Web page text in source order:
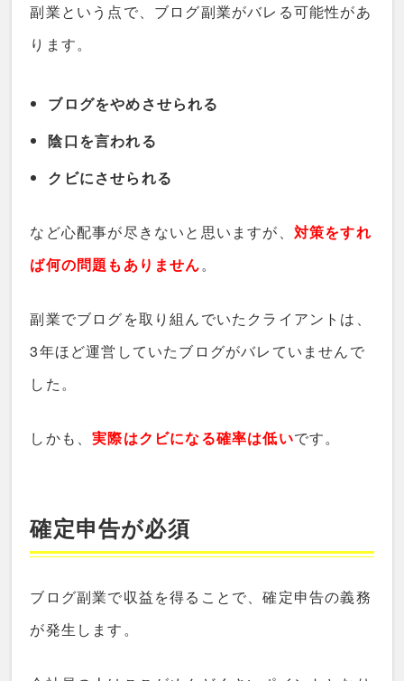
副業という点で、ブログ副業がバレる可能性があ
ります。
ブログをやめさせられる
陰口を言われる
クビにさせられる
など心配事が尽きないと思いますが、 対策をすれ
ば何の問題もありません。
副業でブログを取り組んでいたクライアントは、
3年ほど運営していたブログがバレていませんで
した。
しかも、実際はクビになる確率は低いです。
確定申告が必須
ブログ副業で収益を得ることで、確定申告の義務
が発生します。